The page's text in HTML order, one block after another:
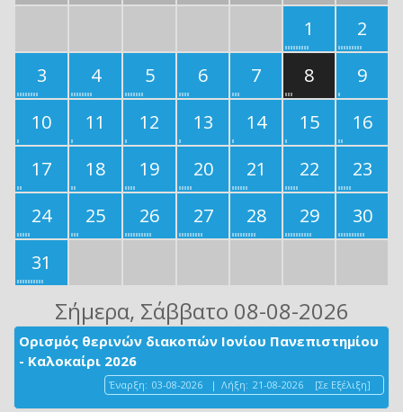
1
2
3
4 5 6 7 8
9
10
11 12 13 14 15
16
17
18 19 20 21 22
23
24
25 26 27 28 29
30
31
Σήμερα, Σάββατο 08-08-2026
Ορισμός θερινών διακοπών Ιονίου Πανεπιστημίου
- Καλοκαίρι 2026
Έναρξη: 03-08-2026 | Λήξη: 21-08-2026 [Σε Εξέλιξη]